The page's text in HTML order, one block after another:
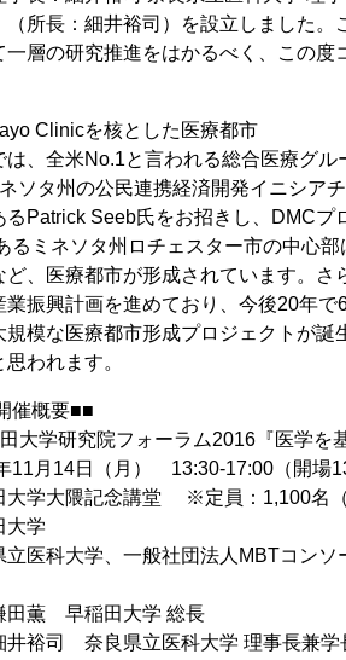
（所長：細井裕司）を設立しました
一層の研究推進をはかるべく、この
Clinicを核とした医療都市
は、全米No.1と言われる総合医療グ
ソタ州の公民連携経済開発イニシア
Patrick Seeb氏をお招きし、DMCプ
るミネソタ州ロチェスター市の中心
ど、医療都市が形成されています。
業振興計画を進めており、今後20年
規模な医療都市形成プロジェクトが
われます。
催概要■■
大学研究院フォーラム2016『医学を
11月14日（月） 13:30-17:00（開場
大学大隈記念講堂 ※定員：1,100名（
大学
立医科大学、一般社団法人MBTコンソ
田薫 早稲田大学 総長
井裕司 奈良県立医科大学 理事長兼学